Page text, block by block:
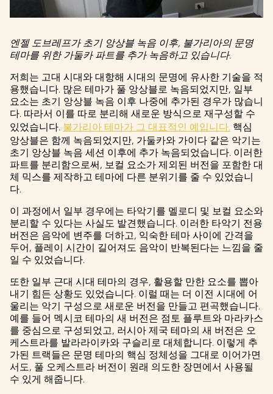
엔젤 도브레프가 초기 앙상블 녹음 이후, 불가리아의 문명
테마를 위한 가둘카 파트를 추가 녹음하고 있습니다.
저희는 고대 시대와 대항해 시대의 문명에 유사한 기술을 적
용했습니다. 많은 테마가 풀 앙상블로 녹음되었지만, 일부
요소는 초기 앙상블 녹음 이후 나중에 추가된 경우가 많습니
다. 따라서 이를 따로 분리해 새로운 방식으로 재구성할 수
있었습니다. 불가리아 테마가 그 대표적인 예입니다. 핵심
앙상블은 함께 녹음되었지만, 가둘카와 가이다 같은 악기는
초기 앙상블 녹음 세션 이후에 추가 녹음되었습니다. 이러한
파트를 분리함으로써, 보컬 요소가 제외된 버전을 포함한 대
체 믹스를 제작하고 테마에 다른 분위기를 줄 수 있었습니
다.
이 과정에서 일부 경우에는 타악기를 멜로디 및 보컬 요소와
분리할 수 있다는 사실도 발견했습니다. 이러한 타악기 전용
버전은 음악에 변주를 더하고, 익숙한 테마 사이에 간격을
두어, 플레이 시간이 길어져도 음악이 반복된다는 느낌을 줄
일 수 있었습니다.
또한 일부 근대 시대 테마의 경우, 활용할 만한 요소를 뽑아
내기 힘든 상황도 있었습니다. 이럴 때는 더 이전 시대에 어
울리는 악기 구성으로 새로운 버전을 만들고 편곡했습니다.
예를 들어 멕시코 테마의 새 버전은 점토 플루트와 마라카스
를 중심으로 구성되었고, 러시아 제국 테마의 새 버전은 오
케스트라를 발라라이카와 구슬리로 대체합니다. 이렇게 추
가된 트랙들은 문명 테마의 핵심 정체성을 그대로 이어가면
서도, 풀 오케스트라 버전이 원래 의도한 장면에서 사용될
수 있게 해줍니다.